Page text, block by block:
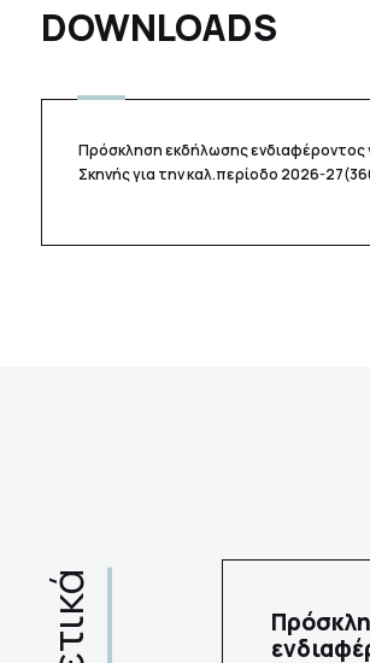
DOWNLOADS
Πρόσκληση εκδήλωσης ενδιαφέροντος
Σκηνής για την καλ.περίοδο 2026-27